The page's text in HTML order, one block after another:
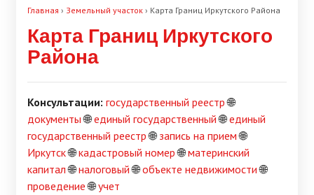
Главная › Земельный участок › Карта Границ Иркутского Района
Карта Границ Иркутского
Района
Консультации: государственный реестр🌐
документы🌐единый государственный🌐единый
государственный реестр🌐запись на прием🌐
Иркутск🌐кадастровый номер🌐материнский
капитал🌐налоговый🌐объекте недвижимости🌐
проведение🌐учет